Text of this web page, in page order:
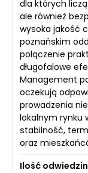
dla których
ale również
wysoka jakość
poznańskim
połączenie
długofalowe
Management
oczekują
prowadzenia
lokalnym rynku
stabilność,
oraz
Ilość